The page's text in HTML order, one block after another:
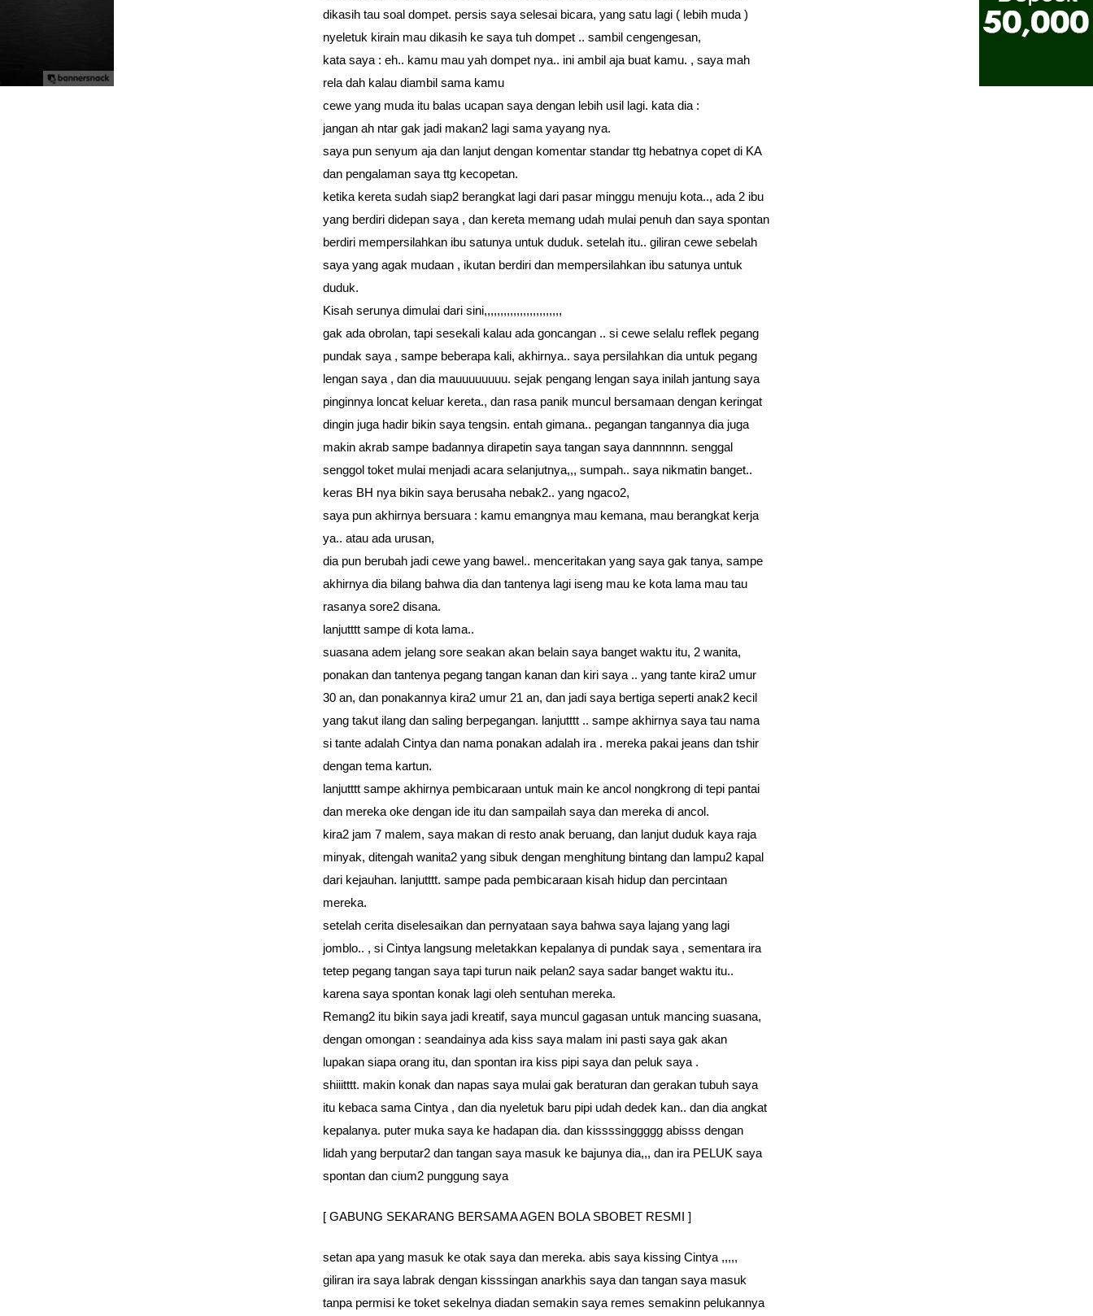
dikasih tau soal dompet. persis saya selesai bicara, yang satu lagi ( lebih muda )
nyeletuk kirain mau dikasih ke saya tuh dompet .. sambil cengengesan,
kata saya : eh.. kamu mau yah dompet nya.. ini ambil aja buat kamu. , saya mah
rela dah kalau diambil sama kamu
cewe yang muda itu balas ucapan saya dengan lebih usil lagi. kata dia :
jangan ah ntar gak jadi makan2 lagi sama yayang nya.
saya pun senyum aja dan lanjut dengan komentar standar ttg hebatnya copet di KA
dan pengalaman saya ttg kecopetan.
ketika kereta sudah siap2 berangkat lagi dari pasar minggu menuju kota.., ada 2 ibu
yang berdiri didepan saya , dan kereta memang udah mulai penuh dan saya spontan
berdiri mempersilahkan ibu satunya untuk duduk. setelah itu.. giliran cewe sebelah
saya yang agak mudaan , ikutan berdiri dan mempersilahkan ibu satunya untuk
duduk.
Kisah serunya dimulai dari sini,,,,,,,,,,,,,,,,,,,,,,,,
gak ada obrolan, tapi sesekali kalau ada goncangan .. si cewe selalu reflek pegang
pundak saya , sampe beberapa kali, akhirnya.. saya persilahkan dia untuk pegang
lengan saya , dan dia mauuuuuuuu. sejak pengang lengan saya inilah jantung saya
pinginnya loncat keluar kereta., dan rasa panik muncul bersamaan dengan keringat
dingin juga hadir bikin saya tengsin. entah gimana.. pegangan tangannya dia juga
makin akrab sampe badannya dirapetin saya tangan saya dannnnnn. senggal
senggol toket mulai menjadi acara selanjutnya,,, sumpah.. saya nikmatin banget..
keras BH nya bikin saya berusaha nebak2.. yang ngaco2,
saya pun akhirnya bersuara : kamu emangnya mau kemana, mau berangkat kerja
ya.. atau ada urusan,
dia pun berubah jadi cewe yang bawel.. menceritakan yang saya gak tanya, sampe
akhirnya dia bilang bahwa dia dan tantenya lagi iseng mau ke kota lama mau tau
rasanya sore2 disana.
lanjutttt sampe di kota lama..
suasana adem jelang sore seakan akan belain saya banget waktu itu, 2 wanita,
ponakan dan tantenya pegang tangan kanan dan kiri saya .. yang tante kira2 umur
30 an, dan ponakannya kira2 umur 21 an, dan jadi saya bertiga seperti anak2 kecil
yang takut ilang dan saling berpegangan. lanjutttt .. sampe akhirnya saya tau nama
si tante adalah Cintya dan nama ponakan adalah ira . mereka pakai jeans dan tshir
dengan tema kartun.
lanjutttt sampe akhirnya pembicaraan untuk main ke ancol nongkrong di tepi pantai
dan mereka oke dengan ide itu dan sampailah saya dan mereka di ancol.
kira2 jam 7 malem, saya makan di resto anak beruang, dan lanjut duduk kaya raja
minyak, ditengah wanita2 yang sibuk dengan menghitung bintang dan lampu2 kapal
dari kejauhan. lanjutttt. sampe pada pembicaraan kisah hidup dan percintaan
mereka.
setelah cerita diselesaikan dan pernyataan saya bahwa saya lajang yang lagi
jomblo.. , si Cintya langsung meletakkan kepalanya di pundak saya , sementara ira
tetep pegang tangan saya tapi turun naik pelan2 saya sadar banget waktu itu..
karena saya spontan konak lagi oleh sentuhan mereka.
Remang2 itu bikin saya jadi kreatif, saya muncul gagasan untuk mancing suasana,
dengan omongan : seandainya ada kiss saya malam ini pasti saya gak akan
lupakan siapa orang itu, dan spontan ira kiss pipi saya dan peluk saya .
shiiitttt. makin konak dan napas saya mulai gak beraturan dan gerakan tubuh saya
itu kebaca sama Cintya , dan dia nyeletuk baru pipi udah dedek kan.. dan dia angkat
kepalanya. puter muka saya ke hadapan dia. dan kissssinggggg abisss dengan
lidah yang berputar2 dan tangan saya masuk ke bajunya dia,,, dan ira PELUK saya
spontan dan cium2 punggung saya
[ GABUNG SEKARANG BERSAMA AGEN BOLA SBOBET RESMI ]
setan apa yang masuk ke otak saya dan mereka. abis saya kissing Cintya ,,,,,
giliran ira saya labrak dengan kisssingan anarkhis saya dan tangan saya masuk
tanpa permisi ke toket sekelnya diadan semakin saya remes semakinn pelukannya